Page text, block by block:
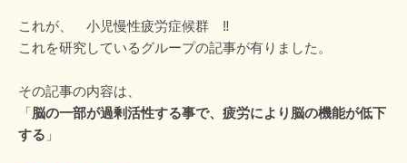
これが、 小児慢性疲労症候群 ‼
これを研究しているグループの記事が有りました。
その記事の内容は、
「脳の一部が過剰活性する事で、疲労により脳の機能が低下
する 」